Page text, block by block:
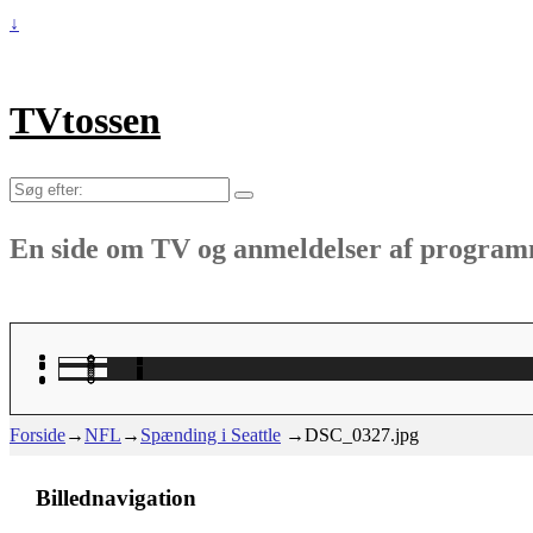
↓
TVtossen
Søg
En side om TV og anmeldelser af
Forside→NFL → Spænding i Seattle →DSC_0327.jpg
Billednavigation